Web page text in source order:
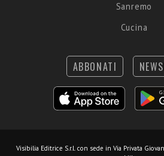
Sanremo
Cucina
ABBONATI
Visibilia Editrice S.r.l. con sede in Via Privata